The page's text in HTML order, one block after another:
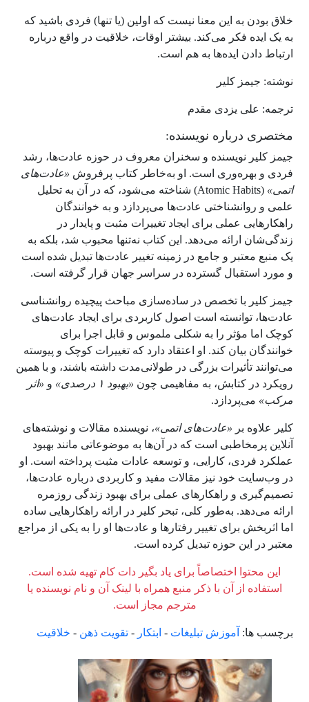
خلاق بودن به این معنا نیست که اولین (یا تنها) فردی باشید که
به یک ایده فکر می‌کند. بیشتر اوقات، خلاقیت در واقع درباره
ارتباط دادن ایده‌ها به هم است.
نوشته: جیمز کلیر
ترجمه: علی یزدی مقدم
مختصری درباره نویسنده:
جیمز کلیر نویسنده و سخنران معروف در حوزه عادت‌ها، رشد
فردی و بهره‌وری است. او به‌خاطر کتاب پرفروش «عادت‌های
اتمی»
(Atomic Habits) شناخته می‌شود، که در آن به تحلیل
علمی و روانشناختی عادت‌ها می‌پردازد و به خوانندگان
راهکارهایی عملی برای ایجاد تغییرات مثبت و پایدار در
زندگی‌شان ارائه می‌دهد. این کتاب نه‌تنها محبوب شد، بلکه به
یک منبع معتبر و جامع در زمینه تغییر عادت‌ها تبدیل شده است
و مورد استقبال گسترده در سراسر جهان قرار گرفته است.
جیمز کلیر با تخصص در ساده‌سازی مباحث پیچیده روانشناسی
عادت‌ها، توانسته است اصول کاربردی برای ایجاد عادت‌های
کوچک اما مؤثر را به شکلی ملموس و قابل اجرا برای
خوانندگان بیان کند. او اعتقاد دارد که تغییرات کوچک و پیوسته
می‌توانند تأثیرات بزرگی در طولانی‌مدت داشته باشند، و با همین
رویکرد در کتابش، به مفاهیمی چون «بهبود ۱ درصدی» و «اثر
مرکب» می‌پردازد.
کلیر علاوه بر «عادت‌های اتمی»، نویسنده مقالات و نوشته‌های
آنلاین پرمخاطبی است که در آن‌ها به موضوعاتی مانند بهبود
عملکرد فردی، کارایی، و توسعه عادات مثبت پرداخته است. او
در وب‌سایت خود نیز مقالات مفید و کاربردی درباره عادت‌ها،
تصمیم‌گیری و راهکارهای عملی برای بهبود زندگی روزمره
ارائه می‌دهد. به‌طور کلی، تبحر کلیر در ارائه راهکارهایی ساده
اما اثربخش برای تغییر رفتارها و عادت‌ها او را به یکی از مراجع
معتبر در این حوزه تبدیل کرده است.
این محتوا اختصاصاً برای یاد بگیر دات کام تهیه شده است.
استفاده از آن با ذکر منبع همراه با لینک آن و نام نویسنده یا
مترجم مجاز است.
برچسب ها: آموزش تبلیغات - ابتکار - تقویت ذهن - خلاقیت